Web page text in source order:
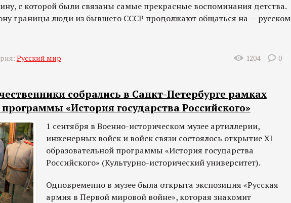
с которой были связаны самые прекрасные воспоминания детства.
границы люди из бывшего СССР продолжают общаться на — русском
Русский мир 1204 0
собрались в Санкт-Петербурге рамках
«История государства Российского»
1 сентября в Военно-историческом музее артиллерии,
инженерных войск и войск связи состоялось открытие XI
образовательной программы «История государства
Российского» (Культурно-исторический университет).
Одновременно в музее была открыта экспозиция «Русская
армия в Первой мировой войне», которая знакомит